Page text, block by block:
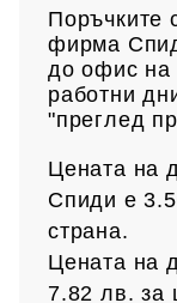
Поръчките
фирма
до офис на
работни
"преглед
Цената на
Спиди е
страна.
Цената на
7.82 лв.за